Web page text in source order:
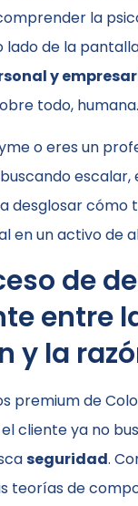
la
lado de la
y
todo, humana.
o eres un
escalar,
desglosar
en un activo de
de
entre
y la
premium de
cliente ya no
seguridad.
teorías de